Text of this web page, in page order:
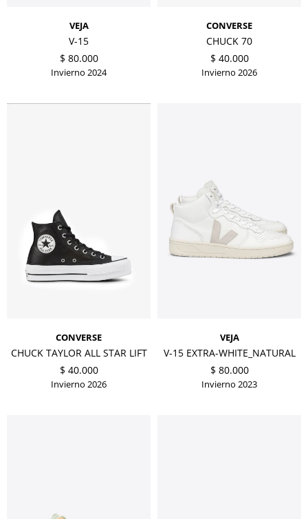
VEJA
V-15
$ 80.000
Invierno 2024
CONVERSE
CHUCK 70
$ 40.000
Invierno 2026
CONVERSE
CHUCK TAYLOR ALL STAR LIFT
$ 40.000
Invierno 2026
VEJA
V-15 EXTRA-WHITE_NATURAL
$ 80.000
Invierno 2023